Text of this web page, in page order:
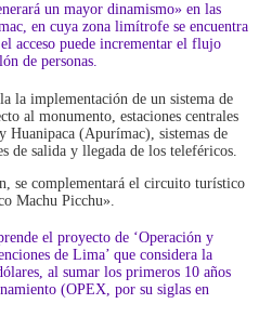
un mayor dinamismo» en las
en cuya zona limítrofe se encuentra
acceso puede incrementar el flujo
de personas.
la implementación de un sistema de
al monumento, estaciones centrales
Huanipaca (Apurímac), sistemas de
de salida y llegada de los teleféricos.
se complementará el circuito turístico
Machu Picchu».
el proyecto de ‘Operación y
de Lima’ que considera la
al sumar los primeros 10 años
(OPEX, por su siglas en